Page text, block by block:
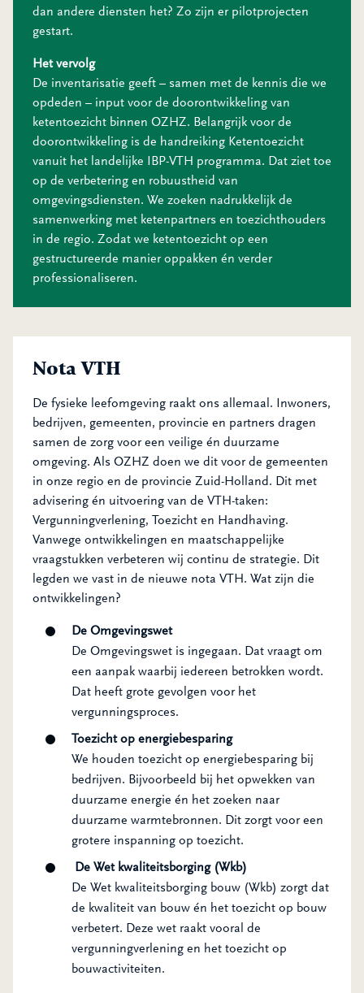
dan andere diensten het? Zo zijn er pilotprojecten
gestart.
Het vervolg
De inventarisatie geeft – samen met de kennis die we
opdeden – input voor de doorontwikkeling van
ketentoezicht binnen OZHZ. Belangrijk voor de
doorontwikkeling is de handreiking Ketentoezicht
vanuit het landelijke IBP-VTH programma. Dat ziet toe
op de verbetering en robuustheid van
omgevingsdiensten. We zoeken nadrukkelijk de
samenwerking met ketenpartners en toezichthouders
in de regio. Zodat we ketentoezicht op een
gestructureerde manier oppakken én verder
professionaliseren.
Nota VTH
De fysieke leefomgeving raakt ons allemaal. Inwoners,
bedrijven, gemeenten, provincie en partners dragen
samen de zorg voor een veilige én duurzame
omgeving. Als OZHZ doen we dit voor de gemeenten
in onze regio en de provincie Zuid-Holland. Dit met
advisering én uitvoering van de VTH-taken:
Vergunningverlening, Toezicht en Handhaving.
Vanwege ontwikkelingen en maatschappelijke
vraagstukken verbeteren wij continu de strategie. Dit
legden we vast in de nieuwe nota VTH. Wat zijn die
ontwikkelingen?
De Omgevingswet
De Omgevingswet is ingegaan. Dat vraagt om
een aanpak waarbij iedereen betrokken wordt.
Dat heeft grote gevolgen voor het
vergunningsproces.
Toezicht op energiebesparing
We houden toezicht op energiebesparing bij
bedrijven. Bijvoorbeeld bij het opwekken van
duurzame energie én het zoeken naar
duurzame warmtebronnen. Dit zorgt voor een
grotere inspanning op toezicht.
De Wet kwaliteitsborging (Wkb)
De Wet kwaliteitsborging bouw (Wkb) zorgt dat
de kwaliteit van bouw én het toezicht op bouw
verbetert. Deze wet raakt vooral de
vergunningverlening en het toezicht op
bouwactiviteiten.